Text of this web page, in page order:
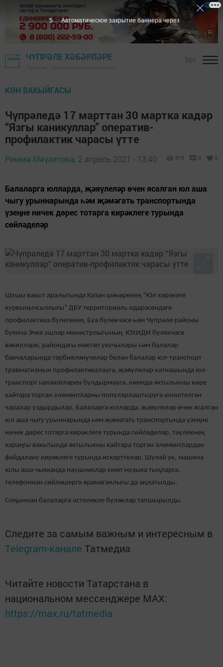
ЧҮПРӘЛЕ ХӘБӘРЛӘРЕ
КӨН ВАКЫЙГАСЫ
Чүпрәледә 17 марттан 30 мартка кадәр
“Язгы каникуллар” оператив-
профилактик чарасы үтте
Римма Мәүлетова, 2 апрель 2021 - 13:40 616 0 0
Балаларга юлларда, җәяүлеләр өчен ясалган юл аша
чыгу урыннарында һәм җәмәгать транспортында
үзеңне ничек дөрес тотарга кирәклеге турында
сөйләделәр
Шушы вакыт аралыгында Казан шәһәренең “Юл хәрәкәте
куркынычсызлыгы” ДБУ территориаль идарәсендәге
профилактика бүлегенең Буа бүлекчәсе һәм Чүпрәле районы
буенча Эчке эшләр министрлыгының ЮХИДИ бүлекчәсе
вәкилләре, райондагы мәктәп укучылары һәм балалар
бакчаларында тәрбияләнүчеләр белән балалар юл-транспорт
травматизмын профилактикалауга, җәяүлеләр катнашында юл-
транспорт һәлакәтләрен булдырмауга, киемдә яктылыкны кире
кайтара торган элементларны популярлаштыруга юнәлтелгән
чаралар уздырдылар. Балаларга юлларда, җәяүлеләр өчен ясалган
юл аша чыгу урыннарында һәм җәмәгать транспортында үзеңне
ничек дөрес тотарга кирәклеге турында сөйләделәр, тәүлекнең
караңгы вакытында яктылыкны кайтара торган элементлардан
файдалану кирәклеге турында искәрттеләр. Шулай ук, машина
юлы аша чыкканда наушниклар киеп музыка тыңларга,
телефоннан сөйләшергә ярамаганлыгы да аңлатылды.
Соңыннан балаларга истәлекле бүләкләр тапшырылды.
Следите за самым важным и интересным в
Telegram-канале Татмедиа
Читайте новости Татарстана в
национальном мессенджере MАХ:
https://max.ru/tatmedia
4 Автоматическое закрытие баннера через